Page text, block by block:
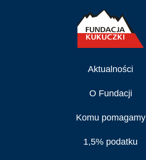
Aktualności
O Fundacji
Komu pomagamy
1,5% podatku